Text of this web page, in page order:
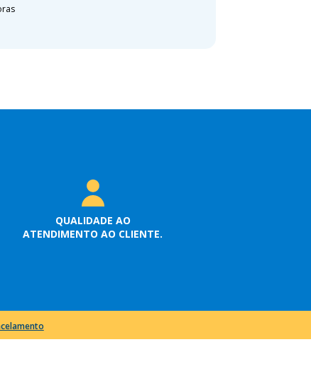
QUALIDADE AO
ATENDIMENTO AO CLIENTE.